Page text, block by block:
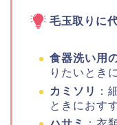
毛玉取りに
食器洗い用
りたいとき
カミソリ
：
ときにおす